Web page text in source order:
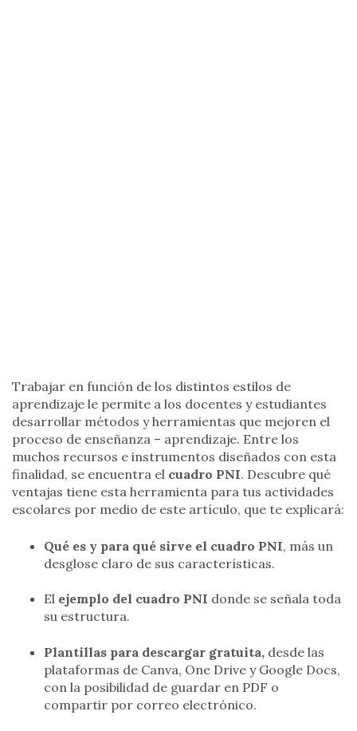
Trabajar en función de los distintos estilos de
aprendizaje le permite a los docentes y estudiantes
desarrollar métodos y herramientas que mejoren el
proceso de enseñanza – aprendizaje. Entre los
muchos recursos e instrumentos diseñados con esta
finalidad, se encuentra el cuadro PNI. Descubre qué
ventajas tiene esta herramienta para tus actividades
escolares por medio de este artículo, que te explicará:
Qué es y para qué sirve el cuadro PNI, más un
desglose claro de sus características.
El ejemplo del cuadro PNI donde se señala toda
su estructura.
Plantillas para descargar gratuita, desde las
plataformas de Canva, One Drive y Google Docs,
con la posibilidad de guardar en PDF o
compartir por correo electrónico.